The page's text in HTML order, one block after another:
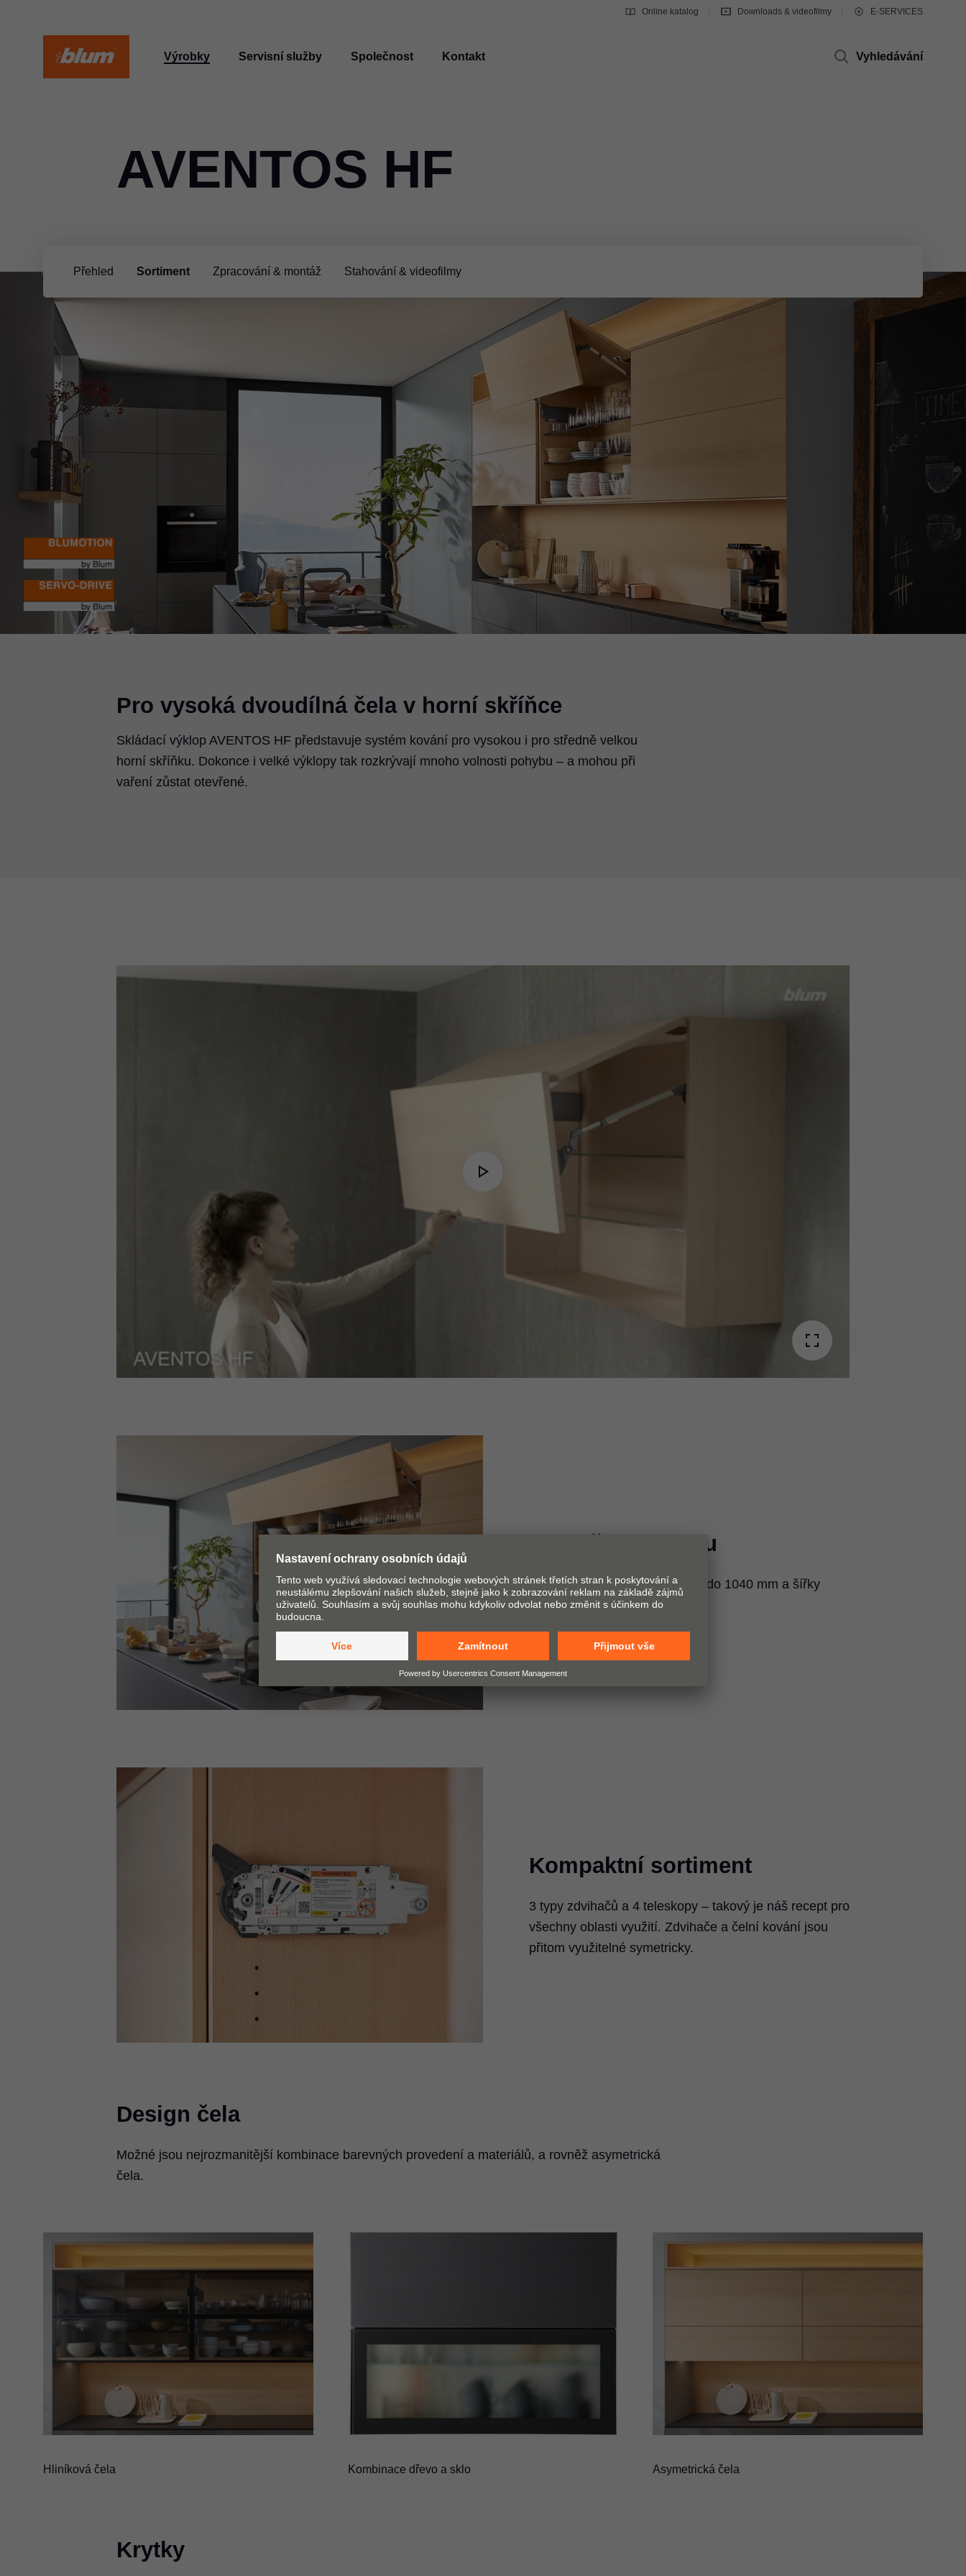
Online katalog Downloads & videofilmy E-SERVICES
Výrobky Servisní služby Společnost Kontakt Vyhledávání
Přehled Sortiment Zpracování & montáž Stahování & videofilmy
AVENTOS HF
Pro vysoká dvoudílná čela v horní skříňce
Skládací výklop AVENTOS HF představuje systém kování pro vysokou i pro středně velkou
horní skříňku. Dokonce i velké výklopy tak rozkrývají mnoho volnosti pohybu – a mohou při
vaření zůstat otevřené.
Play
Video
Rozměry korpusu
Pro výšky korpusu od 480 mm do 1040 mm a šířky
korpusu do 1800 mm.
Kompaktní sortiment
3 typy zdvihačů a 4 teleskopy – takový je náš recept pro
všechny oblasti využití. Zdvihače a čelní kování jsou
přitom využitelné symetricky.
Design čela
Možné jsou nejrozmanitější kombinace barevných provedení a materiálů, a rovněž asymetrická
čela.
Hliníková čela Kombinace dřevo a sklo Asymetrická čela
Krytky